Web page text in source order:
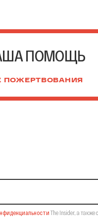
ПОМОЩЬ
ПОЖЕРТВОВАНИЯ
The Insider, а также